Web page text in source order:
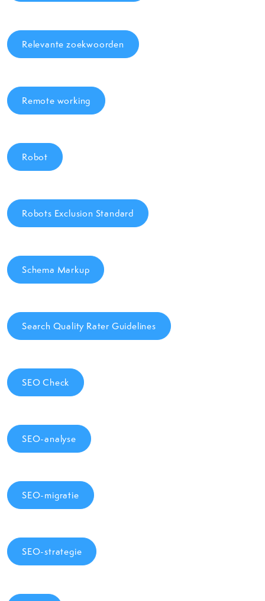
Relevante zoekwoorden
Remote working
Robot
Robots Exclusion Standard
Schema Markup
Search Quality Rater Guidelines
SEO Check
SEO-analyse
SEO-migratie
SEO-strategie